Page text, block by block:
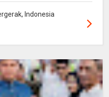
Indonesia